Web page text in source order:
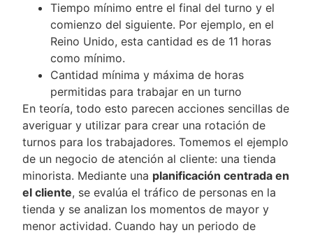
Tiempo mínimo entre el final del turno y el
comienzo del siguiente. Por ejemplo, en el
Reino Unido, esta cantidad es de 11 horas
como mínimo.
Cantidad mínima y máxima de horas
permitidas para trabajar en un turno
En teoría, todo esto parecen acciones sencillas de
averiguar y utilizar para crear una rotación de
turnos para los trabajadores. Tomemos el ejemplo
de un negocio de atención al cliente: una tienda
minorista. Mediante una planificación centrada en
el cliente, se evalúa el tráfico de personas en la
tienda y se analizan los momentos de mayor y
menor actividad. Cuando hay un periodo de